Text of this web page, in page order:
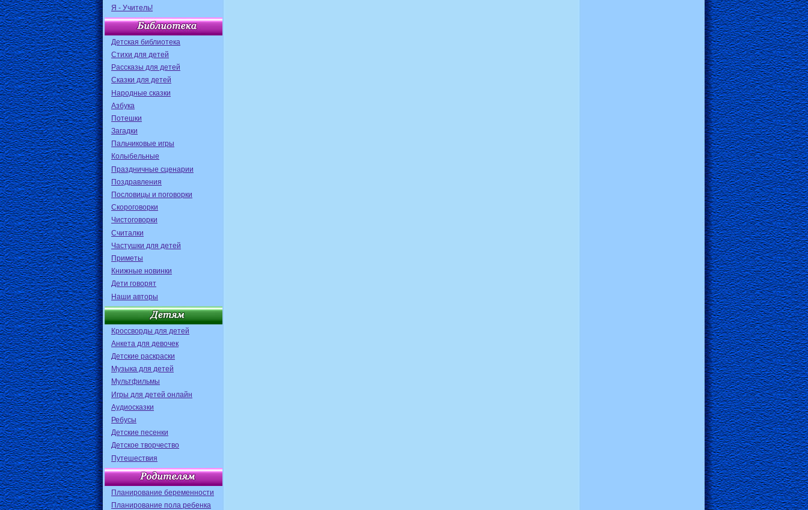
Я - Учитель!
Детская библиотека
Стихи для детей
Рассказы для детей
Сказки для детей
Народные сказки
Азбука
Потешки
Загадки
Пальчиковые игры
Колыбельные
Праздничные сценарии
Поздравления
Пословицы и поговорки
Скороговорки
Чистоговорки
Считалки
Частушки для детей
Приметы
Книжные новинки
Дети говорят
Наши авторы
Кроссворды для детей
Анкета для девочек
Детские раскраски
Музыка для детей
Мультфильмы
Игры для детей онлайн
Аудиосказки
Ребусы
Детские песенки
Детское творчество
Путешествия
Планирование беременности
Планирование пола ребенка